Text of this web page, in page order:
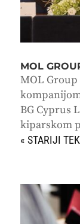
MOL
MOL Group
BG Cyprus
kiparskom
« STARIJI